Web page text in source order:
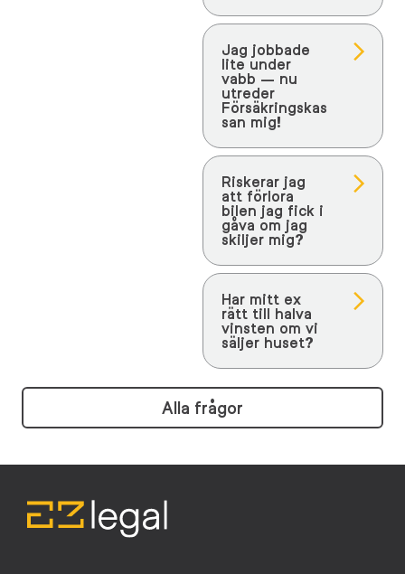
Jag jobbade
lite under
vabb – nu
utreder
Försäkringskas
san mig!
Riskerar jag
att förlora
bilen jag fick i
gåva om jag
skiljer mig?
Har mitt ex
rätt till halva
vinsten om vi
säljer huset?
Alla frågor